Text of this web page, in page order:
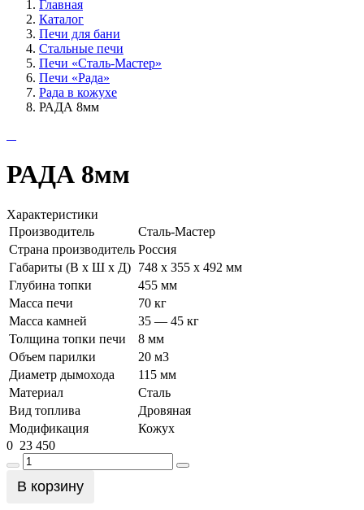
Главная
Каталог
Печи для бани
Стальные печи
Печи «Сталь-Мастер»
Печи «Рада»
Рада в кожухе
РАДА 8мм
РАДА 8мм
Характеристики
Производитель
Сталь-Мастер
Страна производитель Россия
Габариты (В х Ш х Д) 748 х 355 х 492 мм
Глубина топки
455 мм
Масса печи
70 кг
Масса камней
35 — 45 кг
Толщина топки печи
8 мм
Объем парилки
20 м3
Диаметр дымохода
115 мм
Материал
Сталь
Вид топлива
Дровяная
Модификация
Кожух
0 23 450
В корзину